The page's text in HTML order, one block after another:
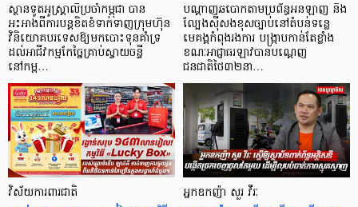
ស្ថានទូតអូស្ត្រាលីប្រចាំកម្ពុជា បាន
អះអាងពីការបន្តខិតខំទាក់ទាញក្រុមហ៊ុន
វិនិយោគបរទេសឱ្យមកបោះទុនគាំទ្រ
ដល់អាជីវកម្មកែច្នៃគ្រាប់ស្វាយចន្ទី
នៅកម្ព…
បណ្តាញឆបោកតាមប្រព័ន្ធអនឡាញ និង
ល្បែងស៊ីសងខុសច្បាប់នៅតំបន់ទន្លេ
មេគង្គកំពុងរងការ បង្ក្រាប​កាន់តែខ្លាំង
ខណៈអាជ្ញាធរឡាវបានបណ្តេញ
ជនជាតិថៃ៣២នា…
វិស័យការពារជាតិ អ្នកឧកញ៉ា សួរ វីរៈ